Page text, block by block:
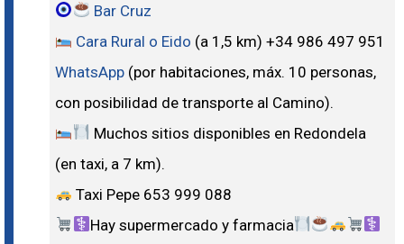
Bar Cruz
Cara Rural o Eido (a 1,5 km) +34 986 497 951
WhatsApp (por habitaciones, máx. 10 personas,
con posibilidad de transporte al Camino).
Muchos sitios disponibles en Redondela
(en taxi, a 7 km).
Taxi Pepe 653 999 088
Hay supermercado y farmacia